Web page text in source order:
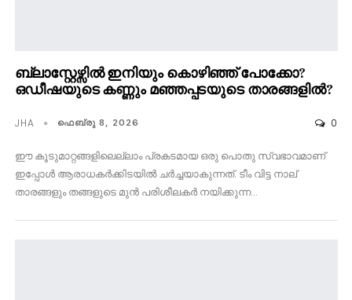
ബ്ലാസ്റ്റേഴ്സിൽ ഇനിയും കൊഴിഞ്ഞ് പോക്കോ?
ഒഡീഷയുടെ കണ്ണും മഞ്ഞപ്പടയുടെ താരങ്ങളിൽ?
JHA ഫെബ്രു 8, 2026 0
ഈ കൂടുമാറ്റങ്ങളിലെല്ലാം പ്രകടമായ ഒരു പൊതു സ്വഭാവമാണ്
ഇപ്പോൾ ആരാധകർക്കിടയിൽ ചർച്ചയാകുന്നത്. ടീം വിട്ട നാല്
താരങ്ങളും തങ്ങളുടെ മുൻ പരിശീലകർ നയിക്കുന്ന…